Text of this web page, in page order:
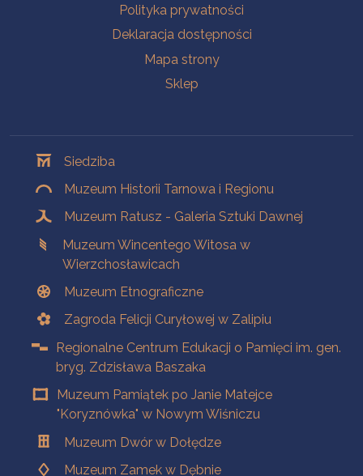
Polityka prywatności
Deklaracja dostępności
Mapa strony
Sklep
Siedziba
Muzeum Historii Tarnowa i Regionu
Muzeum Ratusz - Galeria Sztuki Dawnej
Muzeum Wincentego Witosa w
Wierzchosławicach
Muzeum Etnograficzne
Zagroda Felicji Curyłowej w Zalipiu
Regionalne Centrum Edukacji o Pamięci im. gen.
bryg. Zdzisława Baszaka
Muzeum Pamiątek po Janie Matejce
"Koryznówka" w Nowym Wiśniczu
Muzeum Dwór w Dołędze
Muzeum Zamek w Dębnie